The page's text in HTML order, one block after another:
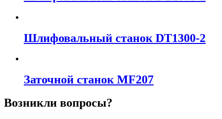
Шлифовальный станок DT1300-2
Заточной станок MF207
Возникли вопросы?